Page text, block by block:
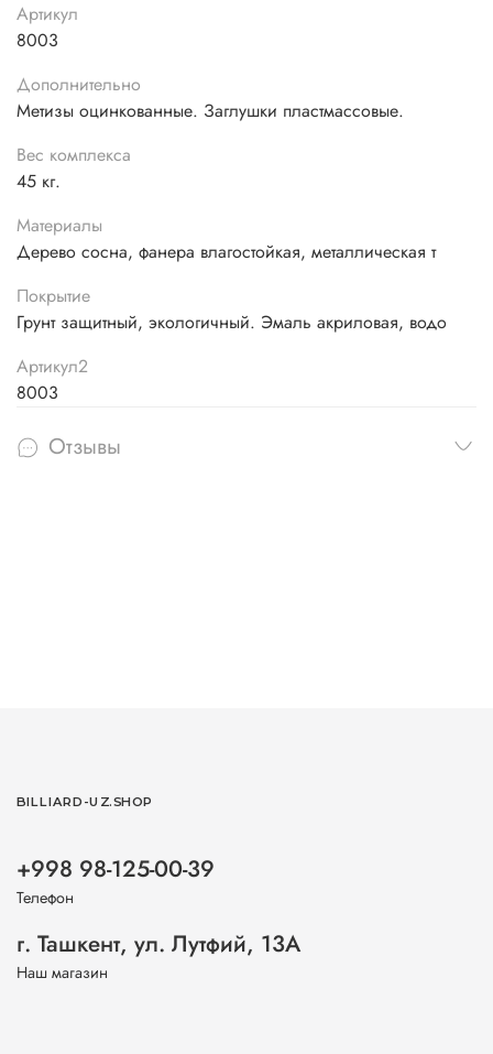
Артикул
8003
Дополнительно
Метизы оцинкованные. Заглушки пластмассовые.
Вес комплекса
45 кг.
Материалы
Дерево сосна, фанера влагостойкая, металлическая т
Покрытие
Грунт защитный, экологичный. Эмаль акриловая, водо
Артикул2
8003
Отзывы
BILLIARD-UZ.SHOP
+998 98-125-00-39
Телефон
г. Ташкент, ул. Лутфий, 13А
Наш магазин